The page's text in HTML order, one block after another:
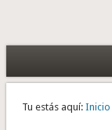
Tu estás aquí: Inicio